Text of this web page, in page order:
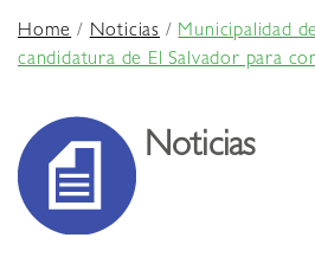
Home/Noticias /Municipalidad
candidatura de El Salvador para
Noticias